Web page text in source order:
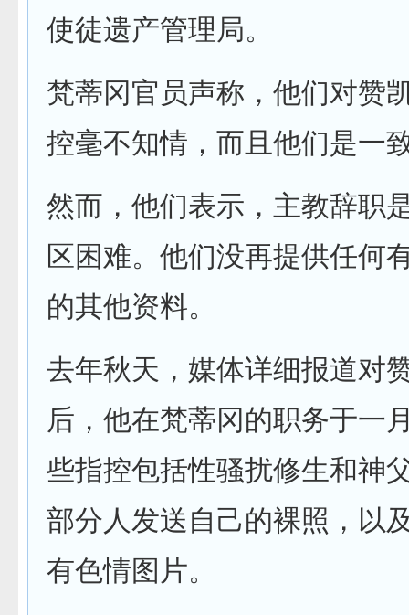
使徒遗产管理局。
梵蒂冈官员声称，他们对赞
控毫不知情，而且他们是一
然而，他们表示，主教辞职
区困难。他们没再提供任何
的其他资料。
去年秋天，媒体详细报道对
后，他在梵蒂冈的职务于一
些指控包括性骚扰修生和神
部分人发送自己的裸照，以
有色情图片。